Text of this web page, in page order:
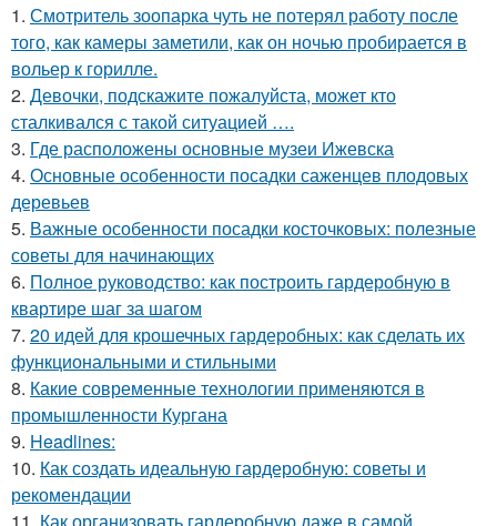
1. Смотритель зоопарка чуть не потерял работу после
того, как камеры заметили, как он ночью пробирается в
вольер к горилле.
2. Девочки, подскажите пожалуйста, может кто
сталкивался с такой ситуацией ….
3. Где расположены основные музеи Ижевска
4. Основные особенности посадки саженцев плодовых
деревьев
5. Важные особенности посадки косточковых: полезные
советы для начинающих
6. Полное руководство: как построить гардеробную в
квартире шаг за шагом
7. 20 идей для крошечных гардеробных: как сделать их
функциональными и стильными
8. Какие современные технологии применяются в
промышленности Кургана
9. Headlines:
10. Как создать идеальную гардеробную: советы и
рекомендации
11. Как организовать гардеробную даже в самой